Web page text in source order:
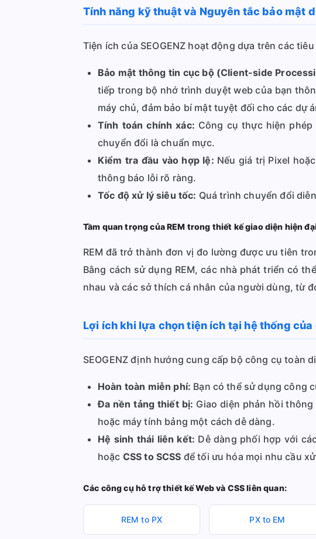
Tính năng kỹ thuật và Nguyên tắc bảo mật
Tiện ích của SEOGENZ hoạt động dựa trên các
Bảo mật thông tin cục bộ (Client-side
tiếp trong bộ nhớ trình duyệt web của bạn
máy chủ, đảm bảo bí mật tuyệt đối cho các dự
Tính toán chính xác: Công cụ thực hiện phép
chuyển đổi là chuẩn mực.
Kiểm tra đầu vào hợp lệ: Nếu giá trị Pixel
thông báo lỗi rõ ràng.
Tốc độ xử lý siêu tốc: Quá trình chuyển đổi
Tầm quan trọng của REM trong thiết kế giao diện hiện
REM đã trở thành đơn vị đo lường được ưu tiên
Bằng cách sử dụng REM, các nhà phát triển có
nhau và các sở thích cá nhân của người dùng, từ
Lợi ích khi lựa chọn tiện ích tại hệ thống
SEOGENZ định hướng cung cấp bộ công cụ toàn
Hoàn toàn miễn phí: Bạn có thể sử dụng công
Đa nền tảng thiết bị: Giao diện phản hồi
hoặc máy tính bảng một cách dễ dàng.
Hệ sinh thái liên kết: Dễ dàng phối hợp với
hoặc CSS to SCSS để tối ưu hóa mọi nhu cầu
Các công cụ hỗ trợ thiết kế Web và CSS liên quan:
REM to PX PX to EM